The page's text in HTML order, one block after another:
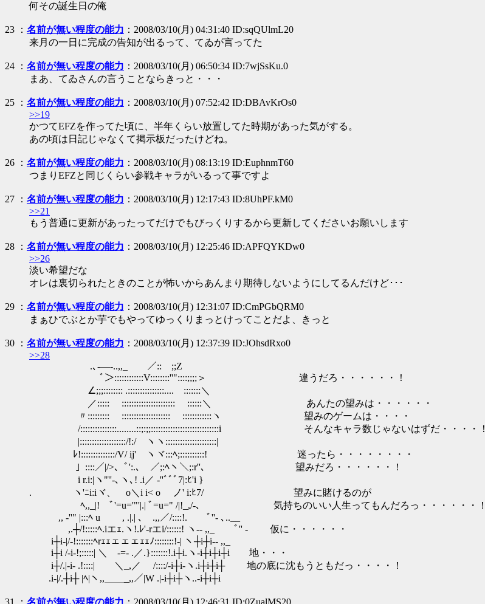
何その誕生日の俺
23 ： 名前が無い程度の能力 ：2008/03/10(月) 04:31:40 ID:sqQUlmL20
来月の一日に完成の告知が出るって、てゐが言ってた
24 ： 名前が無い程度の能力 ：2008/03/10(月) 06:50:34 ID:7wjSsKu.0
まあ、てゐさんの言うことならきっと・・・
25 ： 名前が無い程度の能力 ：2008/03/10(月) 07:52:42 ID:DBAvKrOs0
>>19
かつてEFZを作ってた頃に、半年くらい放置してた時期があった気がする。
あの頃は日記じゃなくて掲示板だったけどね。
26 ： 名前が無い程度の能力 ：2008/03/10(月) 08:13:19 ID:EuphnmT60
つまりEFZと同じくらい参戦キャラがいるって事ですよ
27 ： 名前が無い程度の能力 ：2008/03/10(月) 12:17:43 ID:8UhPF.kM0
>>21
もう普通に更新があったってだけでもびっくりするから更新してくださいお願いします
28 ： 名前が無い程度の能力 ：2008/03/10(月) 12:25:46 ID:APFQYKDw0
>>26
淡い希望だな
オレは裏切られたときのことが怖いからあんまり期待しないようにしてるんだけど･･･
29 ： 名前が無い程度の能力 ：2008/03/10(月) 12:31:07 ID:CmPGbQRM0
まぁひでぶとか芋でもやってゆっくりまっとけってことだよ、きっと
30 ： 名前が無い程度の能力 ：2008/03/10(月) 12:37:39 ID:JOhsdRxo0
>>28
.､-―-..,,_ ／::￣;;Z
ﾞ＞::::::::::::V::::::::''"::::;;;;＞ 違うだろ・・・・・・！
∠;;;:::::::: .:::::::::::::::.... :::::::＼
／::::: :::::::::::::::::::::: ::::::＼ゝ あんたの望みは・・・・・・
〃::::::::: :::::::::::::::::::: ::::::::::::ヽ 望みのゲームは・・・・
/:::::::::::::::........::;:;;::::::::::::::::::::::::::::i そんなキャラ数じゃないはずだ・・・・！
|:::::::::::::::::::/!:/ ヽヽ:::::::::::::::::::::|
ﾚ!::::::::::::::/V/ ij' ヽヾ:::ﾍ;::::::::::! 迷ったら・・・・・・・・
」::::／|/>、ﾞ':.､ ／;:ﾍヽ＼;:r''､ 望みだろ・・・・・・！
i r.i:|ヽ"''‐､ヽ､! .i／ ‐''ﾞﾞﾞ7|:ﾋ'i }
. ヽ'ﾆi:iヾ、 o＼i i< o ノ' i:ﾋ7/ 望みに賭けるのが
ﾍ,,_|! ﾞ'=u='"'|.| ﾞ=u=" /|!_,/-､ 気持ちのいい人生ってもんだろっ・・・・・・！
,, ‐''" |:::ﾍ u , .|.| ､ .,,／/::::!. ﾞ''‐ ､..__
,.┼/!:::::ﾍ.iエｪ.ヽ!.ﾚ'‐rエi/::::::! ヽ‐- ,,_ ﾞ'' - 仮に・・・・・・
i┼i‐|/‐!:::::::ﾍrｪｪェェェｪｪﾉ::::::::!‐| ヽ┼i┼i‐- ,,_
i┼i /‐i‐!;:::::| ＼ ‐=‐ .／.}:::::::!.i┼i.ヽ‐i┼i┼i┼i 地・・・
i┼/.|‐i‐ .!::::| ＼_,／ /::::/‐i┼i‐ヽ.i┼i┼i┼ 地の底に沈もうともだっ・・・・！
.i‐|/.┼i┼ |ﾍ|ヽ,,＿＿_,,／|W .|‐i┼i┼ヽ..‐i┼i┼i
31 ： 名前が無い程度の能力 ：2008/03/10(月) 12:46:31 ID:0ZualMS20